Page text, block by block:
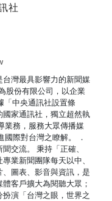
社
灣最具影響力的新聞媒
股份有限公司，以企業
「中央通訊社設置條
家通訊社，獨立超然執
業務，服務大眾傳播媒
際對台灣之瞭解。 ．
交流。 秉持「正確、
業新聞團隊每天以中、
圖表、影音與資訊，是
客戶擴大為閱聽大眾；
演「台灣之眼，世界之